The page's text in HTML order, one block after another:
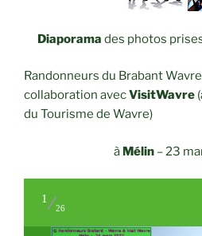
Diaporama des photos
Randonneurs du Brabant
collaboration avecVisitWavre
du Tourisme de Wavre)
à Mélin – 23
1
26